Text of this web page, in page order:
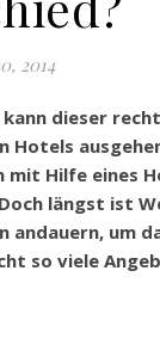
2014
dieser
Hotels
mit Hilfe eines
längst ist
andauern, um
so viele